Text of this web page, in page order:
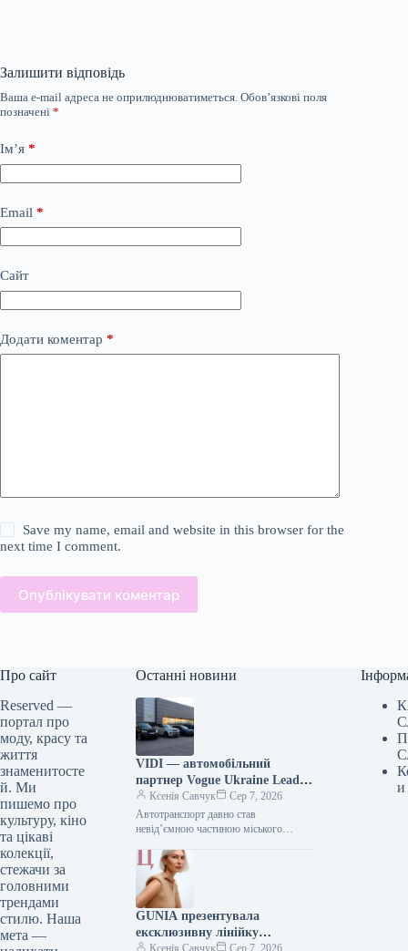
Залишити відповідь
Ваша e-mail адреса не оприлюднюватиметься. Обов’язкові поля
позначені *
Ім’я *
Email *
Сайт
Додати коментар *
Save my name, email and website in this browser for the
next time I comment.
Опублікувати коментар
Про сайт
Reserved —
портал про
моду, красу та
життя
знаменитосте
й. Ми
пишемо про
культуру, кіно
та цікаві
колекції,
стежачи за
головними
трендами
стилю. Наша
мета —
Останні новини
VIDI — автомобільний
партнер Vogue Ukraine Leaders
Gala: які автомобілі будуть
представлені на заході
Ксенія Савчук
Сер 7, 2026
Автотранспорт давно став
невід’ємною частиною міського
роботу та дім, подорожі та
повсякденні клопоти. Тому вибір…
GUNIA презентувала
ексклюзивну лінійку
Ксенія Савчук Сер 7, 2026
и